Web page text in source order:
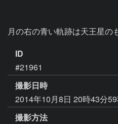
月の右の青い軌跡は天王星の
ID
#21961
撮影日時
2014年10月8日 20時43分
撮影方法